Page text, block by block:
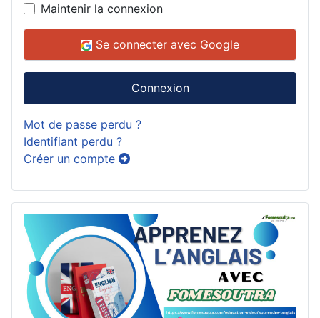
Maintenir la connexion
Se connecter avec Google
Connexion
Mot de passe perdu ?
Identifiant perdu ?
Créer un compte